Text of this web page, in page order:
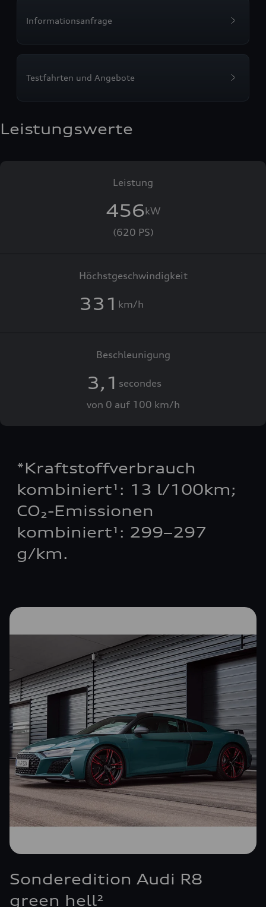
Informationsanfrage
Testfahrten und Angebote
Leistungswerte
Leistung
456kW
(620 PS)
Höchstgeschwindigkeit
331 km/h
Beschleunigung
3,1 secondes
von 0 auf 100 km/h
*Kraftstoffverbrauch
kombiniert¹: 13 l/100km;
CO₂-Emissionen
kombiniert¹: 299–297
g/km.
Sonderedition Audi R8
green hell²